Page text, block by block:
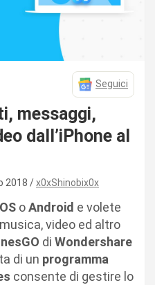
Seguici
messaggi,
dall’iPhone al
2018 x0xShinobix0x
oAndroid e volete
video ed altro
di Wondershare
di un programma
consente di gestire lo